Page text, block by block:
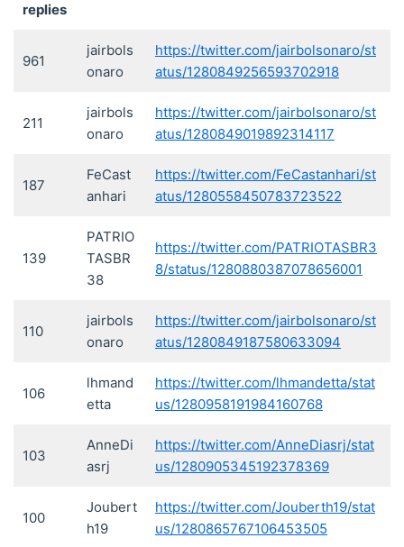
replies
961
jairbols
onaro
https://twitter.com/jairbolsonaro/st
atus/1280849256593702918
211
jairbols
onaro
https://twitter.com/jairbolsonaro/st
atus/1280849019892314117
187
FeCast
anhari
https://twitter.com/FeCastanhari/st
atus/1280558450783723522
139
PATRIO
TASBR
38
https://twitter.com/PATRIOTASBR3
8/status/1280880387078656001
110
jairbols
onaro
https://twitter.com/jairbolsonaro/st
atus/1280849187580633094
106
lhmand
etta
https://twitter.com/lhmandetta/stat
us/1280958191984160768
103
AnneDi
asrj
https://twitter.com/AnneDiasrj/stat
us/1280905345192378369
100
Joubert
h19
https://twitter.com/Jouberth19/stat
us/1280865767106453505